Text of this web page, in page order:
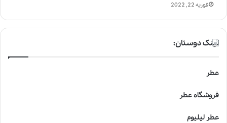
فوریه 22, 2022
لینک دوستان:
عطر
فروشگاه عطر
عطر لیلیوم